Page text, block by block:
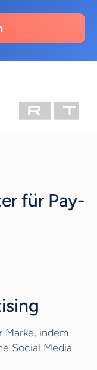
für Pay-
Marke, indem
Social Media